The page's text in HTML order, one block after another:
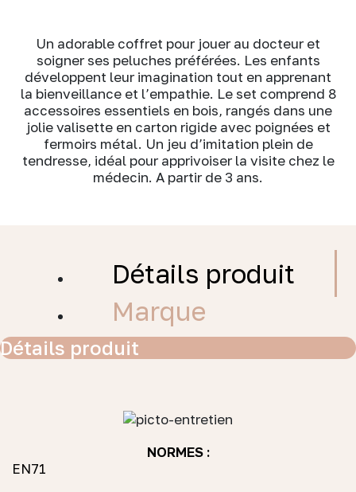
Un adorable coffret pour jouer au docteur et
soigner ses peluches préférées. Les enfants
développent leur imagination tout en apprenant
la bienveillance et l’empathie. Le set comprend 8
accessoires essentiels en bois, rangés dans une
jolie valisette en carton rigide avec poignées et
fermoirs métal. Un jeu d’imitation plein de
tendresse, idéal pour apprivoiser la visite chez le
médecin. A partir de 3 ans.
Détails produit
Marque
Détails produit
NORMES :
EN71